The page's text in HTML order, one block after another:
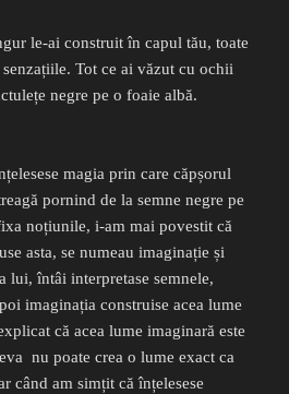
le-ai construit în capul tău, toate
Tot ce ai văzut cu ochii
negre pe o foaie albă.
magia prin care căpșorul
pornind de la semne negre pe
noțiunile, i-am mai povestit că
asta, se numeau imaginație și
lui, întâi interpretase semnele,
imaginația construise acea lume
că acea lume imaginară este
nu poate crea o lume exact ca
când am simțit că înțelesese